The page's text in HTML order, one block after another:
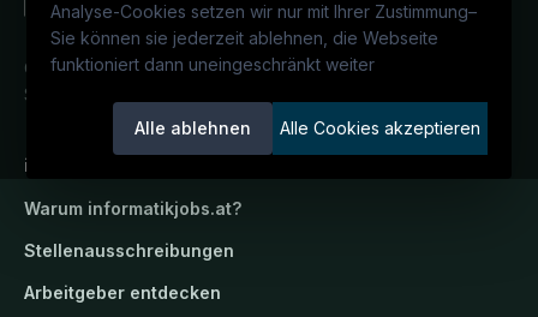
Analyse-Cookies setzen wir nur mit Ihrer Zustimmung–
Sie können sie jederzeit ablehnen, die Webseite
funktioniert dann uneingeschränkt weiter
Alle ablehnen Alle Cookies akzeptieren
Österreichs IT-Karriereportal.Ein
Service der candidatis GmbH.
informatikjobs.at
Warum informatikjobs.at?
Stellenausschreibungen
Arbeitgeber entdecken